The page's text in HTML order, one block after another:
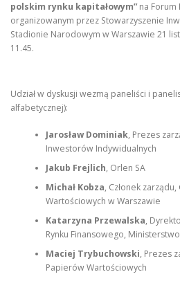
polskim rynku kapitałowym”na Forum
organizowanym przez Stowarzyszenie
Stadionie Narodowym w Warszawie 21
11.45.
Udział w dyskusji wezmą paneliści i
alfabetycznej):
Jarosław Dominiak, Prezes
Inwestorów Indywidualnych
Jakub Frejlich, Orlen SA
Michał Kobza, Członek
Wartościowych w Warszawie
Katarzyna Przewalska,
Rynku Finansowego,
Maciej Trybuchowski, Prezes
Papierów Wartościowych